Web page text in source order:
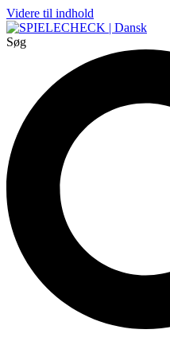
Videre til indhold
Søg